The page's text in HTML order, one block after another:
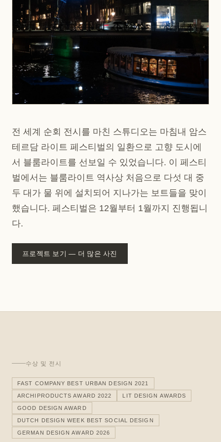
전 세계 순회 전시를 마친 스튜디오는 마침내 암스
테르담 라이트 페스티벌의 일환으로 고향 도시에
서 블룸라이트를 선보일 수 있었습니다. 이 페스티
벌에서는 블룸라이트 역사상 처음으로 다섯 대 중
두 대가 물 위에 설치되어 지나가는 보트들을 맞이
했습니다. 페스티벌은 12월부터 1월까지 진행됩니
다.
프로젝트 보기 — 더 많은 사진
수상 및 전시
FAST COMPANY BEST URBAN DESIGN 2021
ARCHIPRODUCTS AWARD 2022 LIT DESIGN AWARDS
GOOD DESIGN AWARD
DUTCH DESIGN WEEK BEST SOCIAL DESIGN
GERMAN DESIGN AWARD 2026